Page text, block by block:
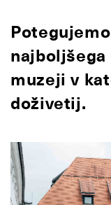
muzeji v
doživetij.